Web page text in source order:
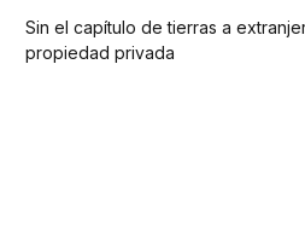
Sin el capítulo de tierras a
propiedad privada